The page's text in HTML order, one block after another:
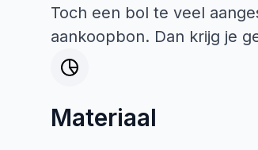
Toch een bol te veel
aankoopbon. Dan krijg je
Materiaal